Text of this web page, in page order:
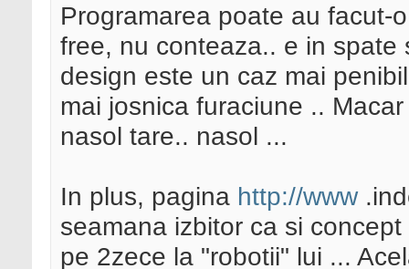
Programarea poate au facut-
free, nu conteaza.. e in
design este un caz mai
mai josnica furaciune ..
nasol tare.. nasol ...
In plus, pagina http://www
seamana izbitor ca si
pe 2zece la "robotii" lui ...